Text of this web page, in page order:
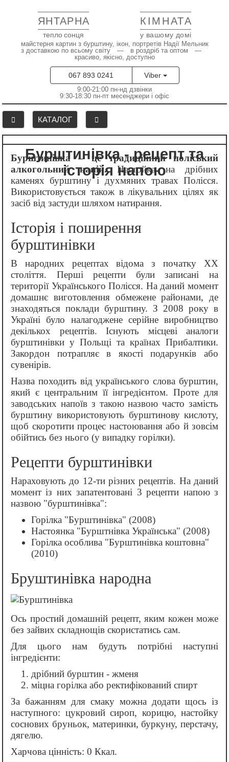
ЯНТАРНА КІМНАТА
тепло сонця у вашому домі
майстерня картин з бурштину, ікон, портретів Надії Мельник
з доставкою по всьому світу — в роздріб та оптом —
красиво, якісно, доступно
067 893 0241 Viber
9:00-21:00 пн-нд дзвінки
9:30-18:30 пн-пт месенджери і офіс
КАТАЛОГ
Бурштинівка - рецепт та
історія напою
Бурштинівка – це традиційний поліський
алкогольний напій.Настойка на дрібних
каменях бурштину і духмяних травах Полісся.
Використовується також в лікувальних цілях як
засіб від застуди шляхом натирання.
Історія і поширення
бурштинівки
В народних рецептах відома з початку XX
століття. Перші рецепти були записані на
території Українського Полісся. На даний момент
домашнє виготовлення обмежене районами, де
знаходяться поклади бурштину. З 2008 року в
Україні було налагоджене серійне виробництво
декількох рецептів. Існують місцеві аналоги
бурштинівки у Польщі та країнах Прибалтики.
Закордон потрапляє в якості подарунків або
сувенірів.
Назва походить від українського слова бурштин,
який є центральним її інгредієнтом. Проте для
заводських напоїв з такою назвою часто замість
бурштину використовують бурштинову кислоту,
щоб скоротити процес настоювання або й зовсім
обійтись без нього (у випадку горілки).
Рецепти бурштинівки
Нараховують до 12-ти різних рецептів. На даний
момент із них запатентовані 3 рецепти напою з
назвою "бурштинівка":
Горілка "Бурштинівка" (2008)
Настоянка "Бурштнівка Українська" (2008)
Горілка особлива "Бурштинівка коштовна"
(2010)
Бруштинівка народна
Ось простий домашній рецепт, яким кожен може
без зайвих складнощів скористатись сам.
Для цього нам будуть потрібні наступні
інгредієнти:
дрібний бурштин - жменя
міцна горілка або ректифікований спирт
За бажанням для смаку можна додати щось із
наступного: цукровий сироп, корицю, настойку
соснових бруньок, материнки, буркуну, перстачу,
дягелю.
Харчова цінність: 0 Ккал.